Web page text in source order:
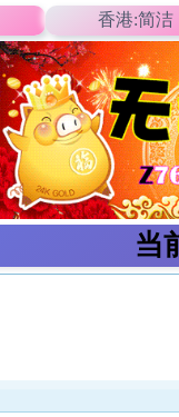
香港:简洁
当